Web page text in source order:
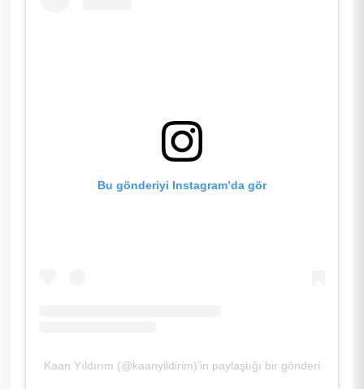
Bu gönderiyi Instagram’da gör
Kaan Yıldırım (@kaanyildirim)’in paylaştığı bir gönderi